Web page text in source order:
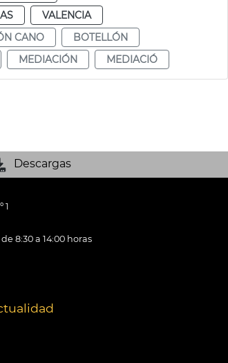
VALENCIA
CANO
BOTELLÓN
MEDIACIÓN MEDIACIÓ
Descargas
1
8:30 a 14:00 horas